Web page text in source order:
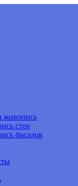
живопись
стен
фасадов